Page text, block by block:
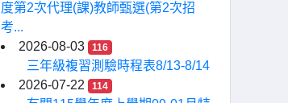
度第2次代理(課)教師甄選(第2次招
考...
2026-08-03
116
三年級複習測驗時程表8/13-8/14
2026-07-22
114